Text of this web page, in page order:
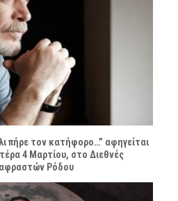
πήρε τον κατήφορο…” αφηγείται
4 Μαρτίου, στο Διεθνές
Ρόδου